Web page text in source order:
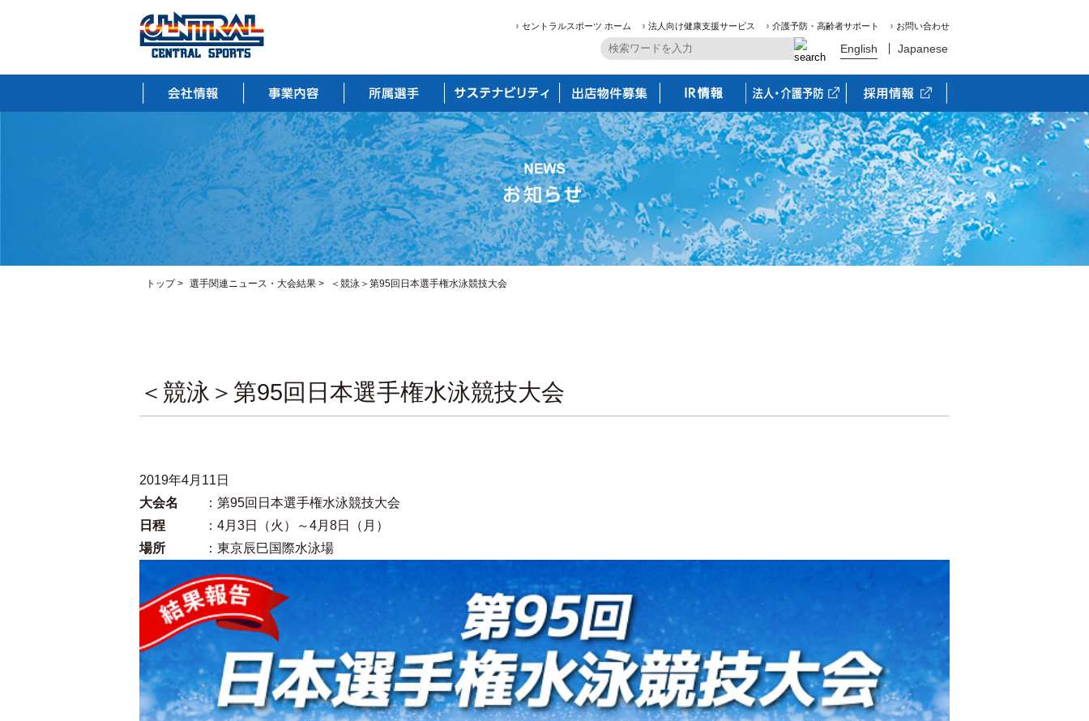
English Japanese
セントラルスポーツ ホーム 法人向け健康支援サービス 介護予防・高齢者サポート お問い合わせ
トップ> 選手関連ニュース・大会結果 > ＜競泳＞第95回日本選手権水泳競技大会
＜競泳＞第95回日本選手権水泳競技大会
2019年4月11日
大会名
：第95回日本選手権水泳競技大会
日程
：4月3日（火）～4月8日（月）
場所
：東京辰巳国際水泳場